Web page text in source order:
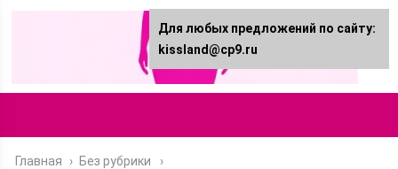
Главная › Без рубрики
Для любых предложений по сайту:
kissland@cp9.ru